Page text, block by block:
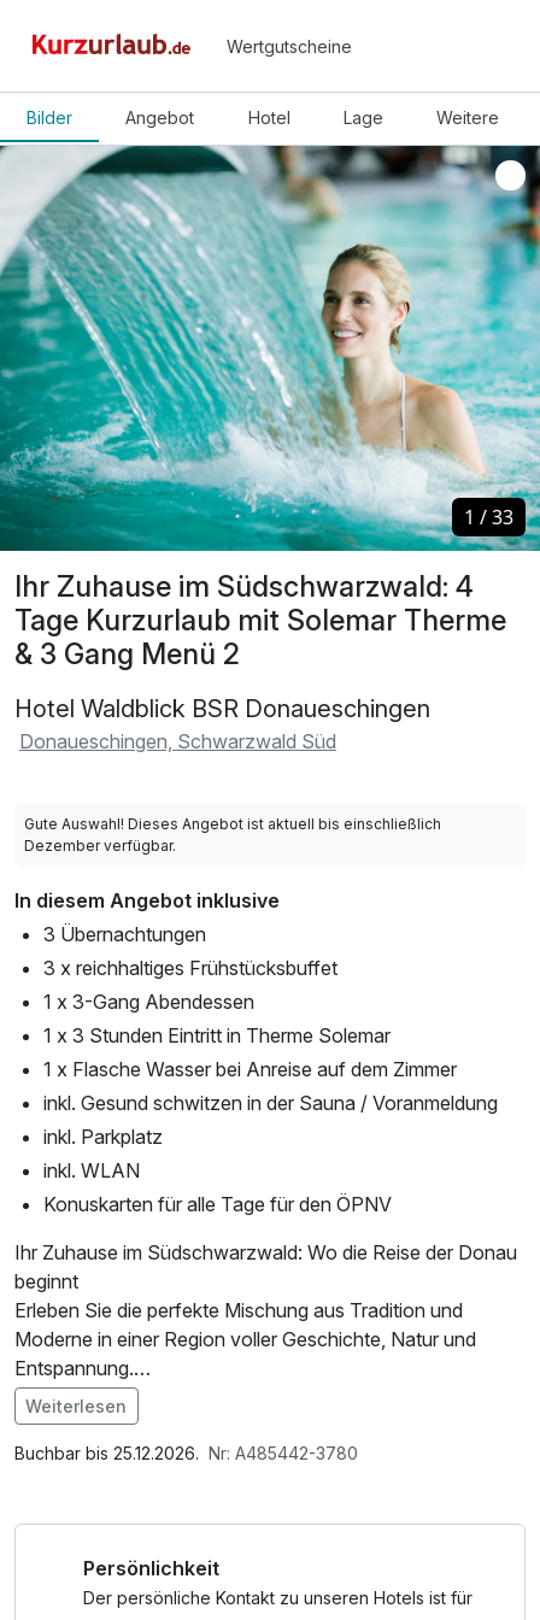
Wertgutscheine
Bilder Angebot Hotel Lage Weitere
Ihr Zuhause im Südschwarzwald: 4
Tage Kurzurlaub mit Solemar Therme
& 3 Gang Menü 2
Hotel Waldblick BSR Donaueschingen
Donaueschingen, Schwarzwald Süd
1 /33
1 /33
Gute Auswahl! Dieses Angebot ist aktuell bis einschließlich
Dezember verfügbar.
In diesem Angebot inklusive
3 Übernachtungen
3 x reichhaltiges Frühstücksbuffet
1 x 3-Gang Abendessen
1 x 3 Stunden Eintritt in Therme Solemar
1 x Flasche Wasser bei Anreise auf dem Zimmer
inkl. Gesund schwitzen in der Sauna / Voranmeldung
inkl. Parkplatz
inkl. WLAN
Konuskarten für alle Tage für den ÖPNV
Ihr Zuhause im Südschwarzwald: Wo die Reise der Donau
beginnt
Erleben Sie die perfekte Mischung aus Tradition und
Moderne in einer Region voller Geschichte, Natur und
Entspannung.
Thermen-Erlebnis: Starten Sie Ihren Aufenthalt direkt mit
einem Besuch in der nahegelegenen Therme, zu der Sie
Natur und Kultur: Beginnen Sie den Tag mit einem
Im Angebot enthalten
Parkplatz, W-LAN Nutzung / Internetnutzung
Weiterlesen
Buchbar bis 25.12.2026. Nr: A485442-3780
Persönlichkeit
Der persönliche Kontakt zu unseren Hotels ist für